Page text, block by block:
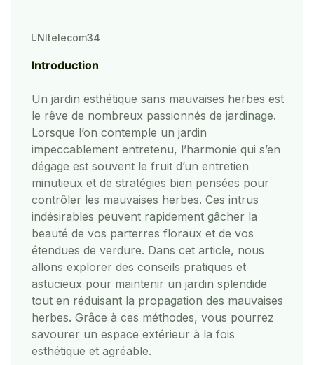
Nltelecom34
Introduction
Un jardin esthétique sans mauvaises herbes est
le rêve de nombreux passionnés de jardinage.
Lorsque l’on contemple un jardin
impeccablement entretenu, l’harmonie qui s’en
dégage est souvent le fruit d’un entretien
minutieux et de stratégies bien pensées pour
contrôler les mauvaises herbes. Ces intrus
indésirables peuvent rapidement gâcher la
beauté de vos parterres floraux et de vos
étendues de verdure. Dans cet article, nous
allons explorer des conseils pratiques et
astucieux pour maintenir un jardin splendide
tout en réduisant la propagation des mauvaises
herbes. Grâce à ces méthodes, vous pourrez
savourer un espace extérieur à la fois
esthétique et agréable.